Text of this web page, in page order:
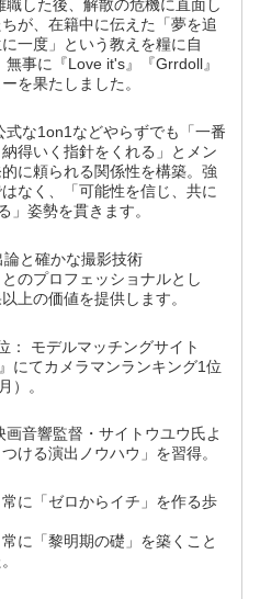
職した後、解散の危機に直面し
が、在籍中に伝えた「夢を追
一度」という教えを糧に自
事に『Love it's』『Grrdoll』
を果たしました。
式な1on1などやらずでも「一番
得いく指針をくれる」とメン
に頼られる関係性を構築。強
なく、「可能性を信じ、共に
」姿勢を貫きます。
と確かな撮影技術
とのプロフェッショナルとし
上の価値を提供します。
： モデルマッチングサイト
にてカメラマンランキング1位
）。
画音響監督・サイトウユウ氏よ
ける演出ノウハウ」を習得。
に「ゼロからイチ」を作る歩
に「黎明期の礎」を築くこと